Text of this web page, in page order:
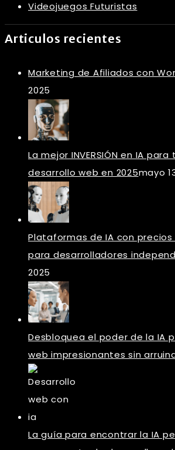
Videojuegos Futuristas
Articulos recientes
Marketing de Afiliados con
2025
La mejor INVERSIÓN en IA
desarrollo web en 2025mayo
Plataformas de IA con precios
para desarrolladores
2025
Desbloquea el poder de la IA
web impresionantes sin
La guía para encontrar la IA